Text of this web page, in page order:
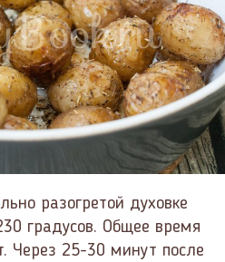
разогретой духовке
градусов. Общее время
Через 25-30 минут после